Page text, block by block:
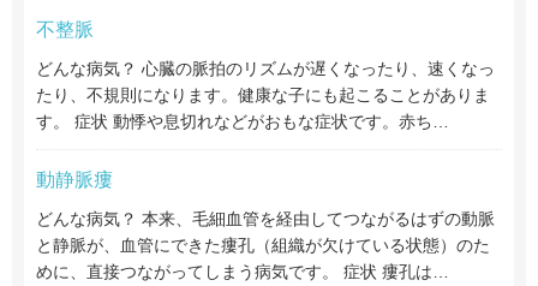
不整脈
どんな病気？ 心臓の脈拍のリズムが遅くなったり、速くなっ
たり、不規則になります。健康な子にも起こることがありま
す。 症状 動悸や息切れなどがおもな症状です。赤ち…
動静脈瘻
どんな病気？ 本来、毛細血管を経由してつながるはずの動脈
と静脈が、血管にできた瘻孔（組織が欠けている状態）のた
めに、直接つながってしまう病気です。 症状 瘻孔は…